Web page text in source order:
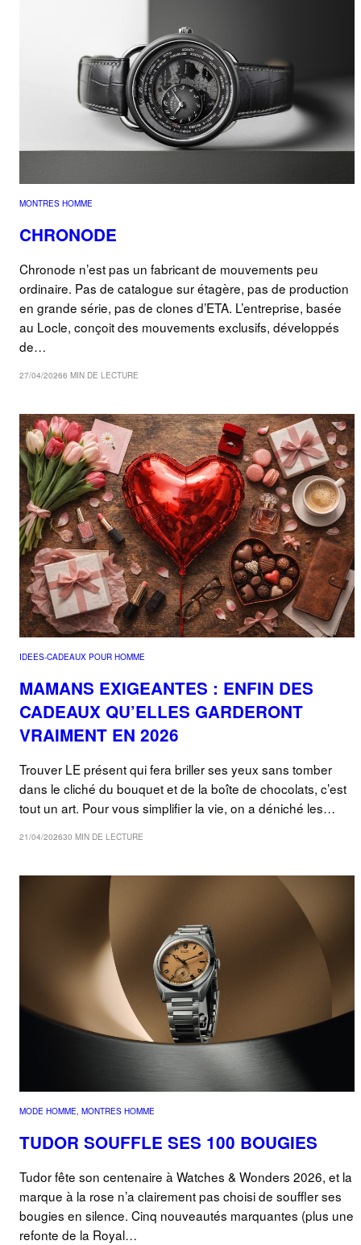
MONTRES HOMME
CHRONODE
Chronode n’est pas un fabricant de mouvements peu
ordinaire. Pas de catalogue sur étagère, pas de production
en grande série, pas de clones d’ETA. L’entreprise, basée
au Locle, conçoit des mouvements exclusifs, développés
de…
27/04/20266 MIN DE LECTURE
IDEES-CADEAUX POUR HOMME
MAMANS EXIGEANTES : ENFIN DES
CADEAUX QU’ELLES GARDERONT
VRAIMENT EN 2026
Trouver LE présent qui fera briller ses yeux sans tomber
dans le cliché du bouquet et de la boîte de chocolats, c’est
tout un art. Pour vous simplifier la vie, on a déniché les…
21/04/202630 MIN DE LECTURE
MODE HOMME, MONTRES HOMME
TUDOR SOUFFLE SES 100 BOUGIES
Tudor fête son centenaire à Watches & Wonders 2026, et la
marque à la rose n’a clairement pas choisi de souffler ses
bougies en silence. Cinq nouveautés marquantes (plus une
refonte de la Royal…